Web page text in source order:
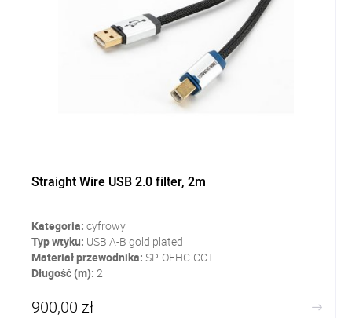
Straight Wire USB 2.0 filter, 2m
Kategoria: cyfrowy
Typ wtyku: USB A-B gold plated
Materiał przewodnika: SP-OFHC-CCT
Długość (m): 2
900,00 zł